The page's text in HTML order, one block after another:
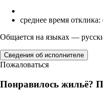
среднее время отклика:
Общается на языках —
Сведения об исполнителе
Пожаловаться
Понравилось жильё?